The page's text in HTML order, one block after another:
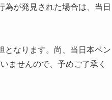
が発見された場合は、当日
となります。尚、当日本ベン
ませんので、予めご了承く